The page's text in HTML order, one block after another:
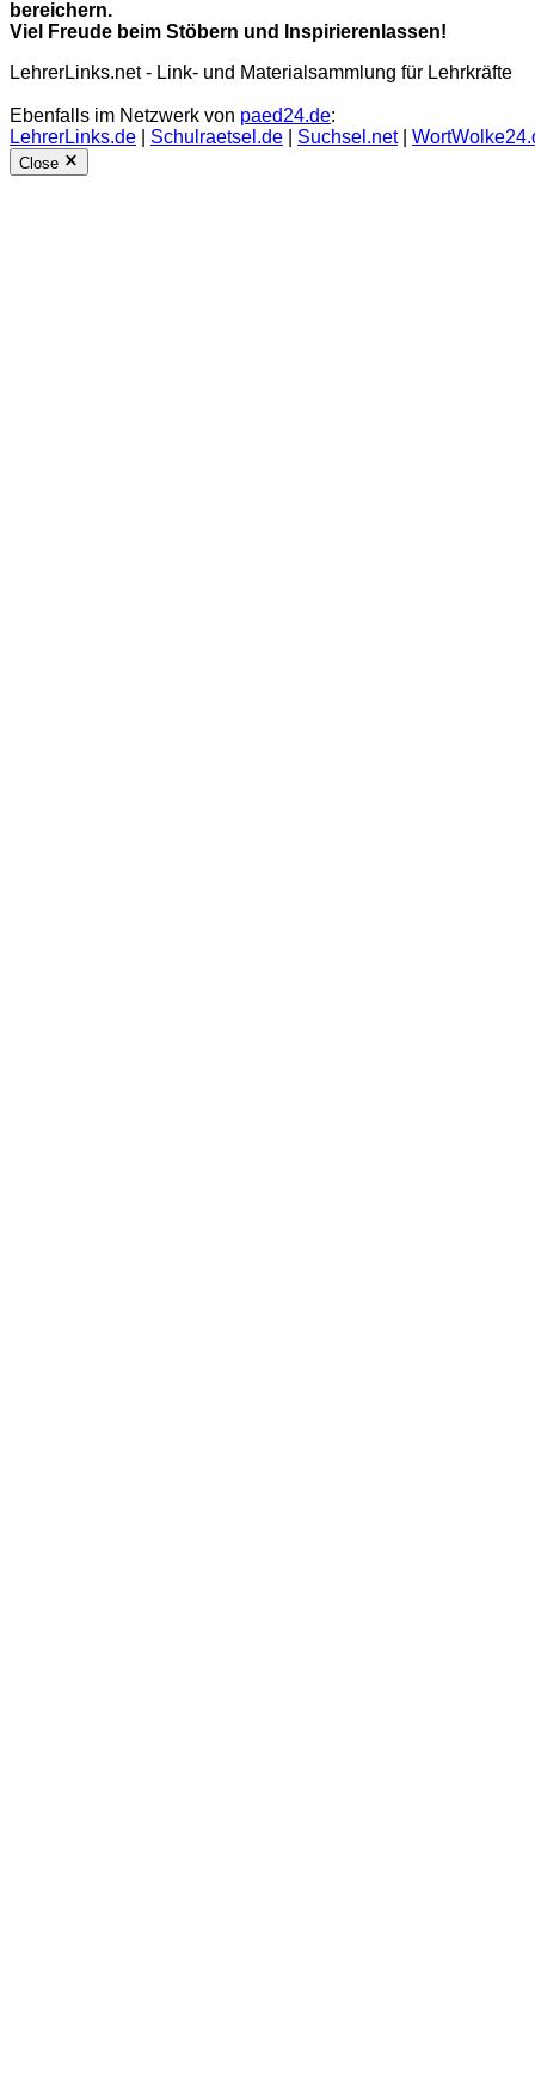
bereichern.
Viel Freude beim Stöbern und Inspirierenlassen!
LehrerLinks.net - Link- und Materialsammlung für Lehrkräfte
Ebenfalls im Netzwerk von paed24.de:
LehrerLinks.de
Schulraetsel.de Suchsel.net|
Close